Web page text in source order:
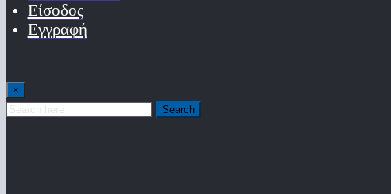
Είσοδος
Εγγραφή
×
Search